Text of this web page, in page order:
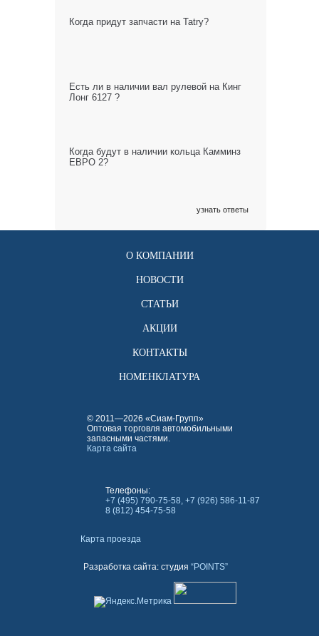
Когда придут запчасти на Tatry?
Есть ли в наличии вал рулевой на Кинг
Лонг 6127 ?
Когда будут в наличии кольца Камминз
ЕВРО 2?
узнать ответы
О КОМПАНИИ
НОВОСТИ
СТАТЬИ
АКЦИИ
КОНТАКТЫ
НОМЕНКЛАТУРА
© 2011—2026 «Сиам-Групп»
Оптовая торговля автомобильными
запасными частями.
Карта сайта
Телефоны:
+7 (495) 790-75-58, +7 (926) 586-11-87
8 (812) 454-75-58
Карта проезда
Разработка сайта: студия “POINTS”